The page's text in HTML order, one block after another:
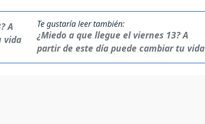
Te gustaría leer también:
¿Miedo a que llegue el viernes 13? A
partir de este día puede cambiar tu vida